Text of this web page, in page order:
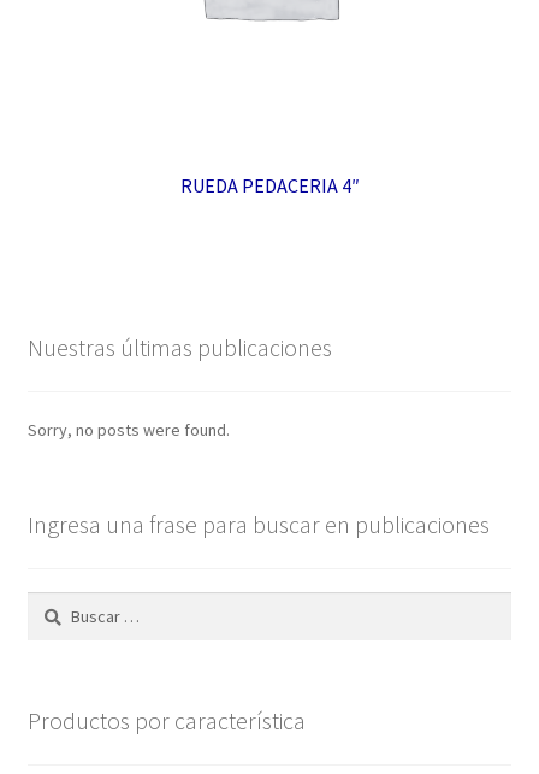
RUEDA PEDACERIA 4″
Nuestras últimas publicaciones
Sorry, no posts were found.
Ingresa una frase para buscar en publicaciones
Buscar:
Productos por característica